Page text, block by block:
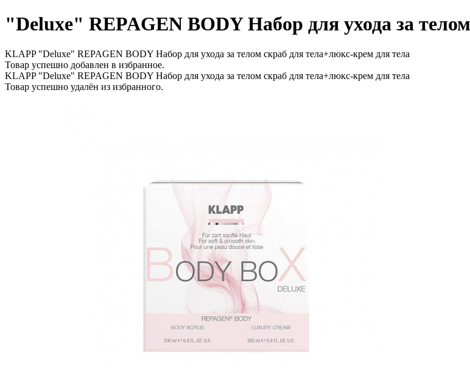
"Deluxe" REPAGEN BODY Набор для ухода за
KLAPP "Deluxe" REPAGEN BODY Набор для ухода за телом скраб для тела+люкс-крем для тела
Товар успешно добавлен в избранное.
KLAPP "Deluxe" REPAGEN BODY Набор для ухода за телом скраб для тела+люкс-крем для тела
Товар успешно удалён из избранного.